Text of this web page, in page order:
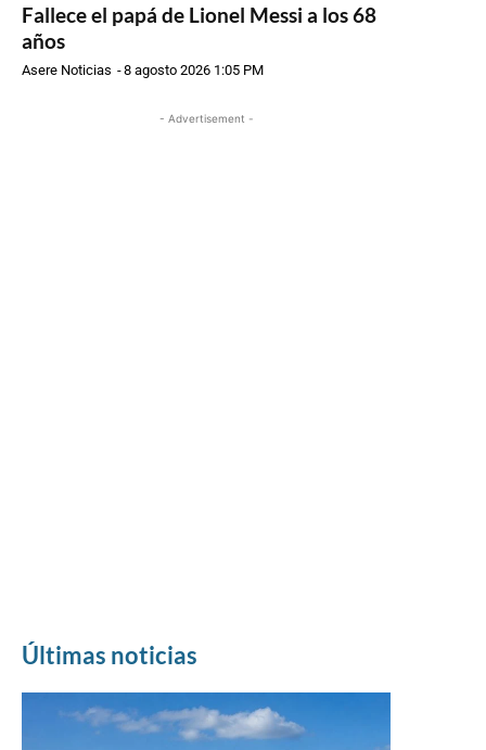
Fallece el papá de Lionel Messi a los 68
años
Asere Noticias -8 agosto 2026 1:05 PM
- Advertisement -
Últimas noticias